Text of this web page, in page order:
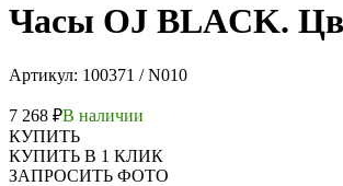
Часы OJ BLACK.
Артикул: 100371 / N010
7 268 ₽В наличии
КУПИТЬ
КУПИТЬ В 1 КЛИК
ЗАПРОСИТЬ ФОТО